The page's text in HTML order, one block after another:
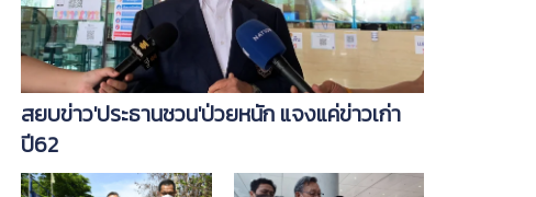
สยบข่าว'ประธานชวน'ป่วยหนัก แจงแค่ข่าวเก่า
ปี62